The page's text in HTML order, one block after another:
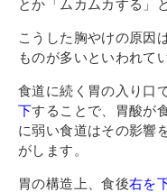
教職員採用情報
その他
個人情報の取り扱いについ
とか「ムカムカする」
こうした胸やけの原因
ものが多いといわれて
食道に続く胃の入り口
下することで、胃酸が
に弱い食道はその影響
がします。
胃の構造上、食後右を